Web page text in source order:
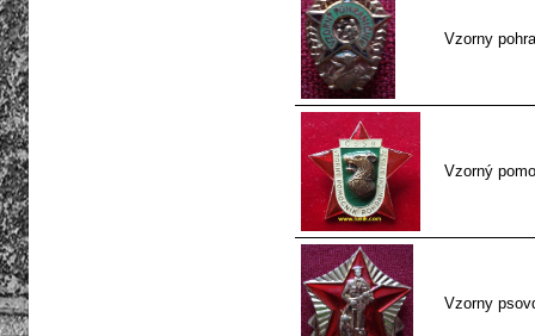
Vzorny
Vzorný
Vzorny